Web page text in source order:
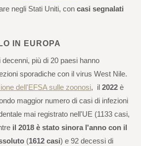
negli Stati Uniti, concasi segnalati
IN EUROPA
decenni, più di 20 paesi hanno
sporadiche con il virus West Nile.
dell'EFSA sulle zoonosi, il2022è
maggior numero di casi di infezioni
mai registrato nell'UE (1133 casi,
il 2018 è stato sinora l'anno con il
(1612 casi) e 92 decessi di